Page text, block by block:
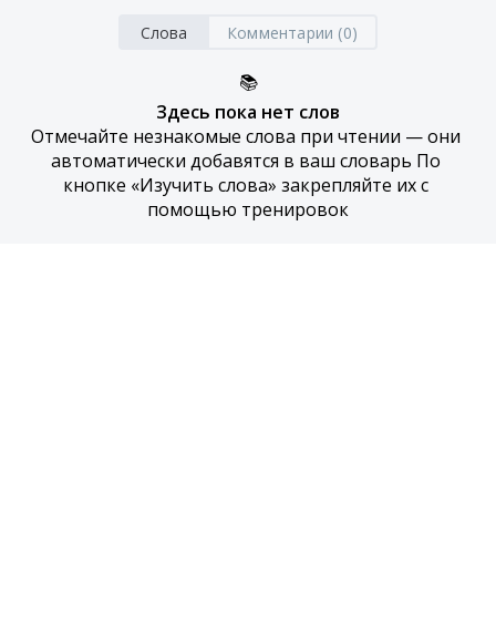
Слова Комментарии (0)
📚
Здесь пока нет слов
Отмечайте незнакомые слова при чтении — они
автоматически добавятся в ваш словарь По
кнопке «Изучить слова» закрепляйте их с
помощью тренировок